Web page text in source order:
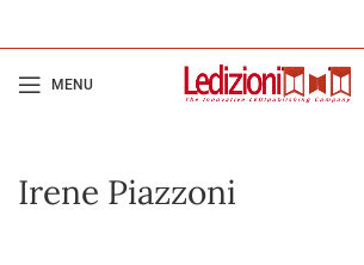
MENU
Irene Piazzoni